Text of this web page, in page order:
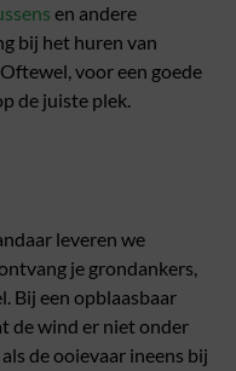
en andere
bij het huren van
voor een goede
de juiste plek.
leveren we
je grondankers,
Bij een opblaasbaar
de wind er niet onder
de ooievaar ineens bij